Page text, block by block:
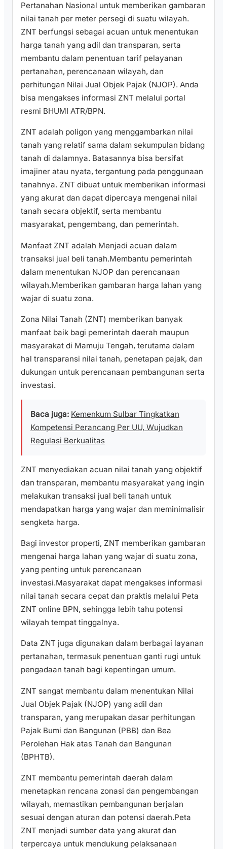
Pertanahan Nasional untuk memberikan gambaran
nilai tanah per meter persegi di suatu wilayah.
ZNT berfungsi sebagai acuan untuk menentukan
harga tanah yang adil dan transparan, serta
membantu dalam penentuan tarif pelayanan
pertanahan, perencanaan wilayah, dan
perhitungan Nilai Jual Objek Pajak (NJOP). Anda
bisa mengakses informasi ZNT melalui portal
resmi BHUMI ATR/BPN.
ZNT adalah poligon yang menggambarkan nilai
tanah yang relatif sama dalam sekumpulan bidang
tanah di dalamnya. Batasannya bisa bersifat
imajiner atau nyata, tergantung pada penggunaan
tanahnya. ZNT dibuat untuk memberikan informasi
yang akurat dan dapat dipercaya mengenai nilai
tanah secara objektif, serta membantu
masyarakat, pengembang, dan pemerintah.
Manfaat ZNT adalah Menjadi acuan dalam
transaksi jual beli tanah.Membantu pemerintah
dalam menentukan NJOP dan perencanaan
wilayah.Memberikan gambaran harga lahan yang
wajar di suatu zona.
Zona Nilai Tanah (ZNT) memberikan banyak
manfaat baik bagi pemerintah daerah maupun
masyarakat di Mamuju Tengah, terutama dalam
hal transparansi nilai tanah, penetapan pajak, dan
dukungan untuk perencanaan pembangunan serta
investasi.
Baca juga: Kemenkum Sulbar Tingkatkan
Kompetensi Perancang Per UU, Wujudkan
Regulasi Berkualitas
ZNT menyediakan acuan nilai tanah yang objektif
dan transparan, membantu masyarakat yang ingin
melakukan transaksi jual beli tanah untuk
mendapatkan harga yang wajar dan meminimalisir
sengketa harga.
Bagi investor properti, ZNT memberikan gambaran
mengenai harga lahan yang wajar di suatu zona,
yang penting untuk perencanaan
investasi.Masyarakat dapat mengakses informasi
nilai tanah secara cepat dan praktis melalui Peta
ZNT online BPN, sehingga lebih tahu potensi
wilayah tempat tinggalnya.
Data ZNT juga digunakan dalam berbagai layanan
pertanahan, termasuk penentuan ganti rugi untuk
pengadaan tanah bagi kepentingan umum.
ZNT sangat membantu dalam menentukan Nilai
Jual Objek Pajak (NJOP) yang adil dan
transparan, yang merupakan dasar perhitungan
Pajak Bumi dan Bangunan (PBB) dan Bea
Perolehan Hak atas Tanah dan Bangunan
(BPHTB).
ZNT membantu pemerintah daerah dalam
menetapkan rencana zonasi dan pengembangan
wilayah, memastikan pembangunan berjalan
sesuai dengan aturan dan potensi daerah.Peta
ZNT menjadi sumber data yang akurat dan
terpercaya untuk mendukung pelaksanaan